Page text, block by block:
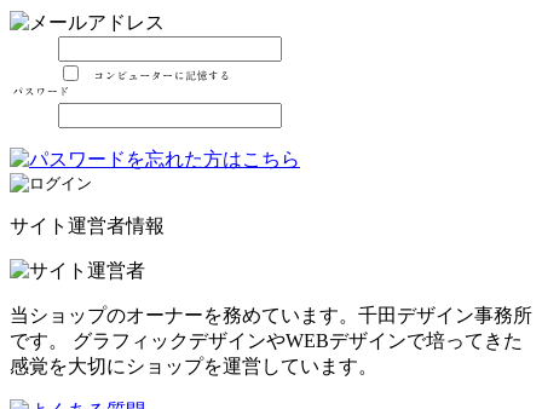
サイト運営者情報
当ショップのオーナーを務めています。千田デザイン事務所
です。 グラフィックデザインやWEBデザインで培ってきた
感覚を大切にショップを運営しています。